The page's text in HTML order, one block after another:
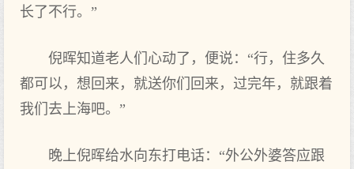
长了不行。”
倪晖知道老人们心动了，便说：“行，住多久
都可以，想回来，就送你们回来，过完年，就跟着
我们去上海吧。”
晚上倪晖给水向东打电话：“外公外婆答应跟